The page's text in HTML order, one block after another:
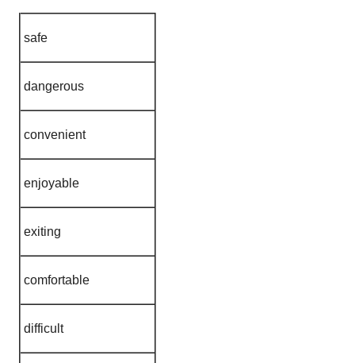
safe
dangerous
convenient
enjoyable
exiting
comfortable
difficult